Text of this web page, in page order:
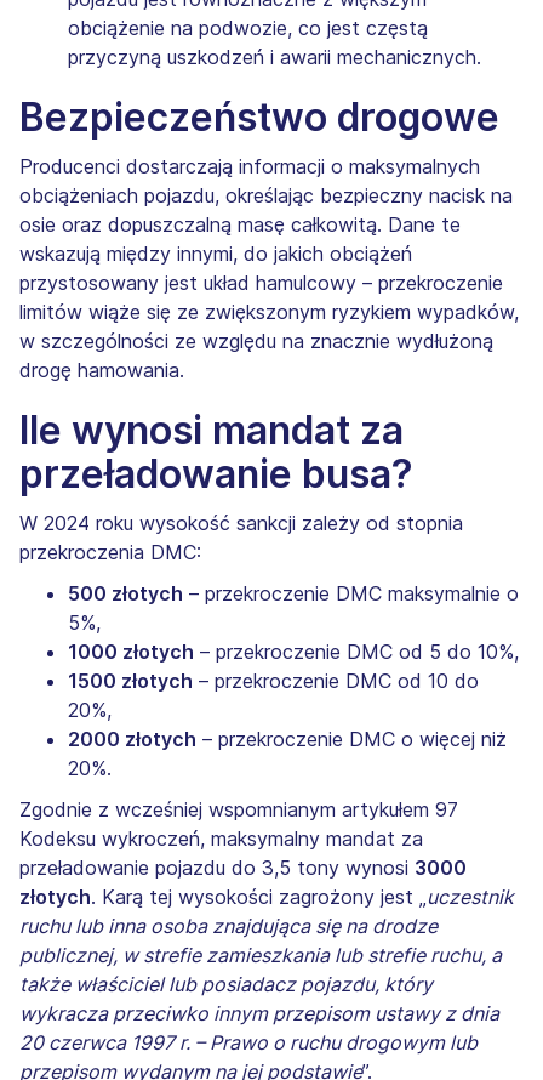
obciążenie na podwozie, co jest częstą
przyczyną uszkodzeń i awarii mechanicznych.
Bezpieczeństwo drogowe
Producenci dostarczają informacji o maksymalnych
obciążeniach pojazdu, określając bezpieczny nacisk na
osie oraz dopuszczalną masę całkowitą. Dane te
wskazują między innymi, do jakich obciążeń
przystosowany jest układ hamulcowy – przekroczenie
limitów wiąże się ze zwiększonym ryzykiem wypadków,
w szczególności ze względu na znacznie wydłużoną
drogę hamowania.
Ile wynosi mandat za
przeładowanie busa?
W 2024 roku wysokość sankcji zależy od stopnia
przekroczenia DMC:
500 złotych – przekroczenie DMC maksymalnie o
5%,
1000 złotych – przekroczenie DMC od 5 do 10%,
1500 złotych – przekroczenie DMC od 10 do
20%,
2000 złotych – przekroczenie DMC o więcej niż
20%.
Zgodnie z wcześniej wspomnianym artykułem 97
Kodeksu wykroczeń, maksymalny mandat za
przeładowanie pojazdu do 3,5 tony wynosi 3000
złotych. Karą tej wysokości zagrożony jest „uczestnik
ruchu lub inna osoba znajdująca się na drodze
publicznej, w strefie zamieszkania lub strefie ruchu, a
także właściciel lub posiadacz pojazdu, który
wykracza przeciwko innym przepisom ustawy z dnia
20 czerwca 1997 r. – Prawo o ruchu drogowym lub
przepisom wydanym na jej podstawie”.